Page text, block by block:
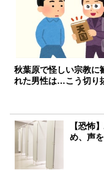
秋葉原で怪しい宗教に
れた男性は…こう切り
【恐怖
め、声